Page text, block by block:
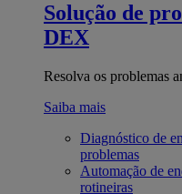
Solução de
DEX
Resolva os problemas
Saiba mais
Diagnóstico de
problemas
Automação de
rotineiras